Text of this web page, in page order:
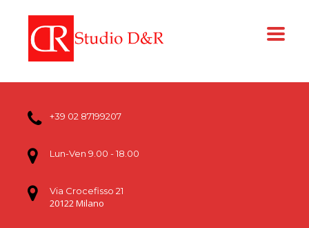
+39 02 87199207
Lun-Ven 9.00 - 18.00
Via Crocefisso 21
20122 Milano